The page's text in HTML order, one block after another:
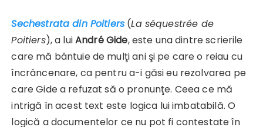
Sechestrata din Poitiers(La séquestrée de
Poitiers), a luiAndré Gide, este una dintre scrierile
care mă bântuie de mulţi ani şi pe care o reiau cu
încrâncenare, ca pentru a-i găsi eu rezolvarea pe
care Gide a refuzat să o pronunţe. Ceea ce mă
intrigă în acest text este logica lui imbatabilă. O
logică a documentelor ce nu pot fi contestate în